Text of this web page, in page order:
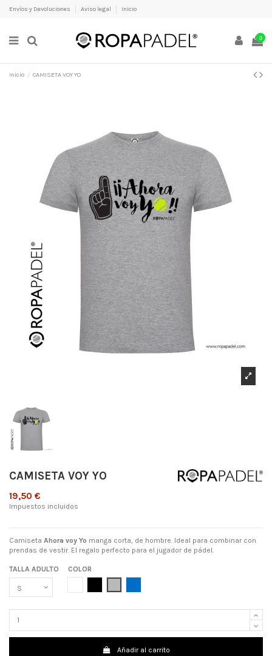
Envíos y Devoluciones Aviso legal Inicio
0
Inicio CAMISETA VOY YO
CAMISETA VOY YO
19,50 €
Impuestos incluidos
Camiseta Ahora voy Yo manga corta, de hombre. Ideal para combinar con
prendas de vestir. El regalo perfecto para el jugador de pádel.
TALLA ADULTO
COLOR
Añadir al carrito